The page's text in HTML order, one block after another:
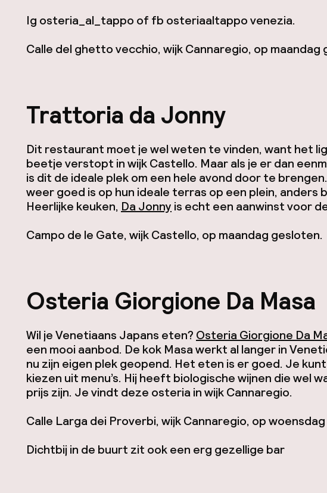
Ig osteria_al_tappo of fb osteriaaltappo venezia.
Calle del ghetto vecchio, wijk Cannaregio, op maandag
Trattoria da Jonny
Dit restaurant moet je wel weten te vinden, want het
beetje verstopt in wijk Castello. Maar als je er dan
is dit de ideale plek om een hele avond door te
weer goed is op hun ideale terras op een plein, anders
Heerlijke keuken, Da Jonny is echt een aanwinst voor
Campo de le Gate, wijk Castello, op maandag gesloten.
Osteria Giorgione Da Masa
Wil je Venetiaans Japans eten? Osteria Giorgione Da
een mooi aanbod. De kok Masa werkt al langer in
nu zijn eigen plek geopend. Het eten is er goed. Je
kiezen uit menu’s. Hij heeft biologische wijnen die wel
prijs zijn. Je vindt deze osteria in wijk Cannaregio.
Calle Larga dei Proverbi, wijk Cannaregio, op
Dichtbij in de buurt zit ook een erg gezellige bar